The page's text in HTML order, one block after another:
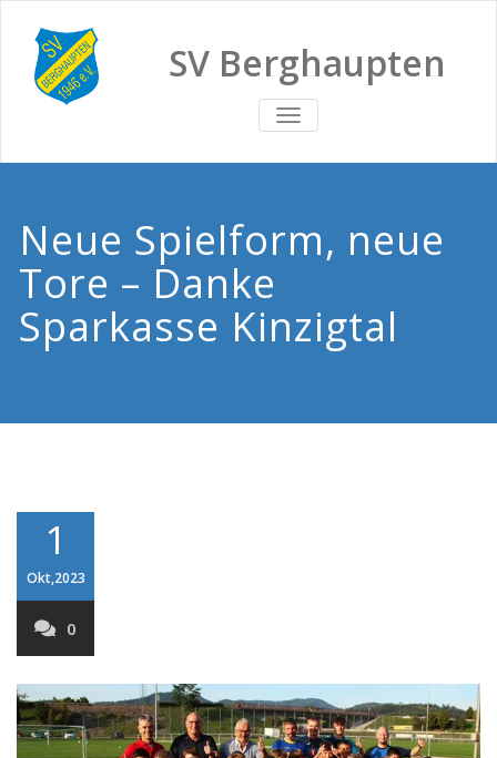
SV Berghaupten
TOGGLE
NAVIGATION
Neue Spielform, neue
Tore – Danke
Sparkasse Kinzigtal
1
Okt,2023
0